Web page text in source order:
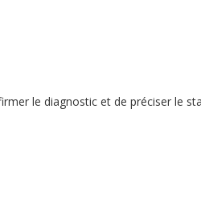
le diagnostic et de préciser le